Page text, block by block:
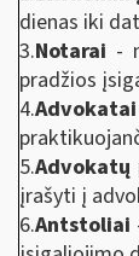
dienas iki
3.Notarai -
pradžios
4.Advokatai
5.Advokatų
įrašyti į
6.Antstoliai